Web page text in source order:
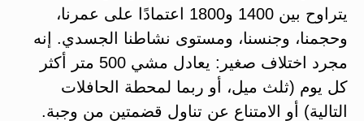
يتراوح بين 1400 و1800 اعتمادًا على عمرنا،
وحجمنا، وجنسنا، ومستوى نشاطنا الجسدي. إنه
مجرد اختلاف صغير: يعادل مشي 500 متر أكثر
كل يوم (ثلث ميل، أو ربما لمحطة الحافلات
التالية) أو الامتناع عن تناول قضمتين من وجبة.